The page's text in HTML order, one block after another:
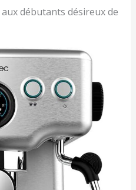
débutants désireux de